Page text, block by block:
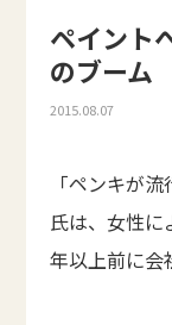
ペイント
のブーム
2015.08.07
「ペンキが
氏は、女性に
年以上前に会